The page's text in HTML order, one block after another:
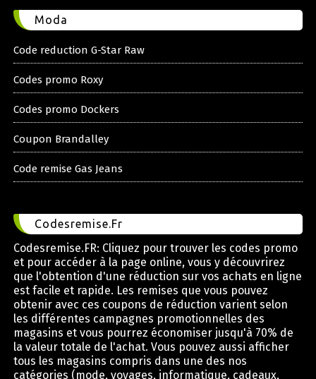
Moda
Code reduction G-Star Raw
Codes promo Roxy
Codes promo Dockers
Coupon Brandalley
Code remise Gas Jeans
Codesremise.Fr
Codesremise.FR: Cliquez pour trouver les codes promo
et pour accéder à la page online, vous y découvrirez
que l'obtention d'une réduction sur vos achats en ligne
est facile et rapide. Les remises que vous pouvez
obtenir avec ces coupons de réduction varient selon
les différentes campagnes promotionnelles des
magasins et vous pourrez économiser jusqu'à 70% de
la valeur totale de l'achat. Vous pouvez aussi afficher
tous les magasins compris dans une des nos
catégories (mode, voyages, informatique, cadeaux,